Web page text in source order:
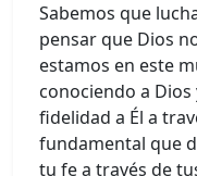
Sabemos que
pensar que Dios
estamos en este
conociendo a
fidelidad a Él a
fundamental que
tu fe a través de